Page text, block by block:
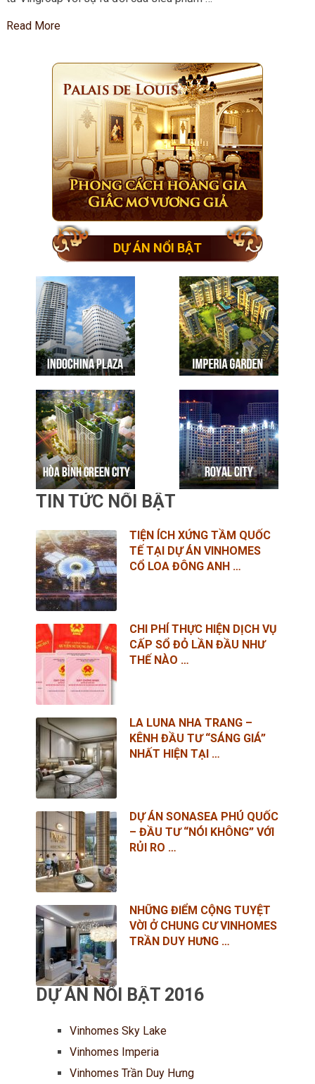
Read More
DỰ ÁN NỔI BẬT
TIN TỨC NỔI BẬT
TIỆN ÍCH XỨNG TẦM QUỐC
TẾ TẠI DỰ ÁN VINHOMES
CỔ LOA ĐÔNG ANH …
CHI PHÍ THỰC HIỆN DỊCH VỤ
CẤP SỔ ĐỎ LẦN ĐẦU NHƯ
THẾ NÀO …
LA LUNA NHA TRANG –
KÊNH ĐẦU TƯ “SÁNG GIÁ”
NHẤT HIỆN TẠI …
DỰ ÁN SONASEA PHÚ QUỐC
– ĐẦU TƯ “NÓI KHÔNG” VỚI
RỦI RO …
NHỮNG ĐIỂM CỘNG TUYỆT
VỜI Ở CHUNG CƯ VINHOMES
TRẦN DUY HƯNG …
DỰ ÁN NỔI BẬT 2016
Vinhomes Sky Lake
Vinhomes Imperia
Vinhomes Trần Duy Hưng